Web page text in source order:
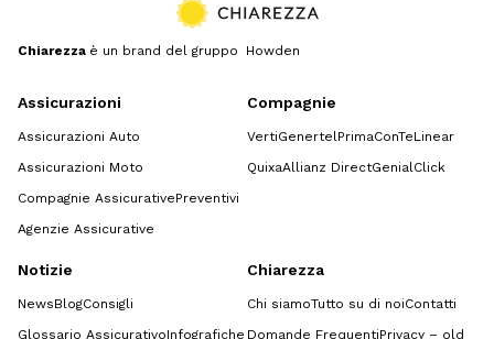
Chiarezza è un brand del gruppo Howden
Assicurazioni
Assicurazioni Auto
Assicurazioni Moto
Compagnie AssicurativePreventivi
Agenzie Assicurative
Compagnie
VertiGenertel PrimaConTeLinear
QuixaAllianz DirectGenialClick
Notizie
NewsBlogConsigli
Glossario AssicurativoInfografiche
Chiarezza
Chi siamoTutto su di noiContatti
Domande FrequentiPrivacy – old